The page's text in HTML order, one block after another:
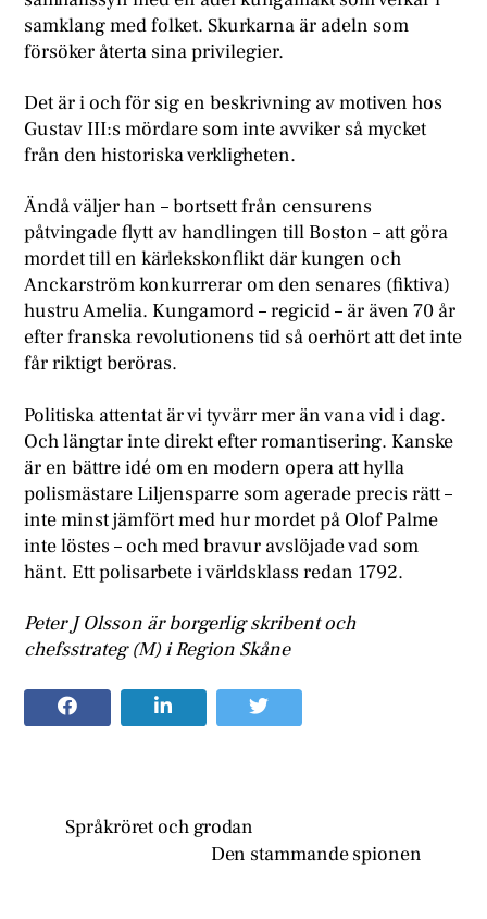
samklang med folket. Skurkarna är adeln som
försöker återta sina privilegier.
Det är i och för sig en beskrivning av motiven hos
Gustav III:s mördare som inte avviker så mycket
från den historiska verkligheten.
Ändå väljer han – bortsett från censurens
påtvingade flytt av handlingen till Boston – att göra
mordet till en kärlekskonflikt där kungen och
Anckarström konkurrerar om den senares (fiktiva)
hustru Amelia. Kungamord – regicid – är även 70 år
efter franska revolutionens tid så oerhört att det inte
får riktigt beröras.
Politiska attentat är vi tyvärr mer än vana vid i dag.
Och längtar inte direkt efter romantisering. Kanske
är en bättre idé om en modern opera att hylla
polismästare Liljensparre som agerade precis rätt –
inte minst jämfört med hur mordet på Olof Palme
inte löstes – och med bravur avslöjade vad som
hänt. Ett polisarbete i världsklass redan 1792.
Peter J Olsson är borgerlig skribent och
chefsstrateg (M) i Region Skåne
Språkröret och grodan
Den stammande spionen